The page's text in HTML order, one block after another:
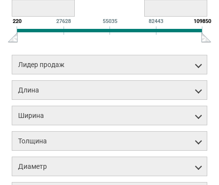
220 27628 55035 82443 109850
Лидер продаж
Длина
Ширина
Толщина
Диаметр